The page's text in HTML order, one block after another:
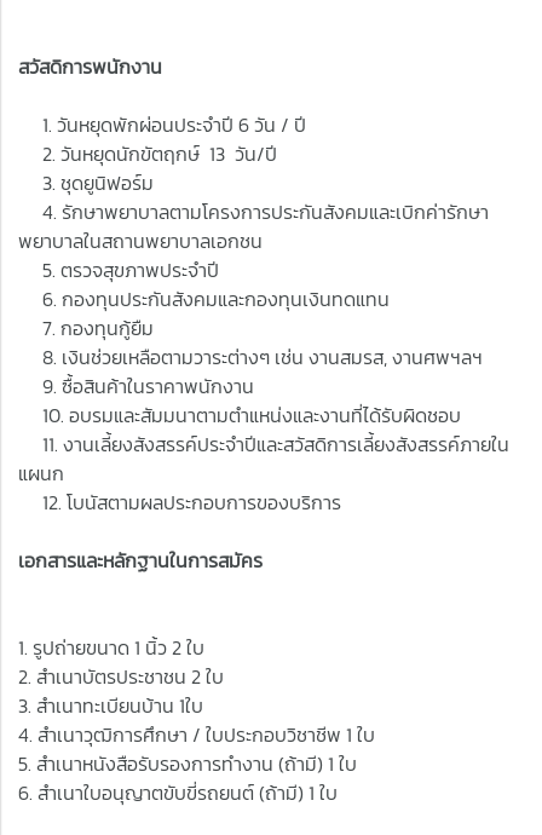
สวัสดิการพนักงาน
1. วันหยุดพักผ่อนประจำปี 6 วัน / ปี
2. วันหยุดนักขัตฤกษ์ 13 วัน/ปี
3. ชุดยูนิฟอร์ม
4. รักษาพยาบาลตามโครงการประกันสังคมและเบิกค่ารักษา
พยาบาลในสถานพยาบาลเอกชน
5. ตรวจสุขภาพประจำปี
6. กองทุนประกันสังคมและกองทุนเงินทดแทน
7. กองทุนกู้ยืม
8. เงินช่วยเหลือตามวาระต่างๆ เช่น งานสมรส, งานศพฯลฯ
9. ซื้อสินค้าในราคาพนักงาน
10. อบรมและสัมมนาตามตำแหน่งและงานที่ได้รับผิดชอบ
11. งานเลี้ยงสังสรรค์ประจำปีและสวัสดิการเลี้ยงสังสรรค์ภายใน
แผนก
12. โบนัสตามผลประกอบการของบริการ
เอกสารและหลักฐานในการสมัคร
1. รูปถ่ายขนาด 1 นิ้ว 2 ใบ
2. สำเนาบัตรประชาชน 2 ใบ
3. สำเนาทะเบียนบ้าน 1ใบ
4. สำเนาวุฒิการศึกษา / ใบประกอบวิชาชีพ 1 ใบ
5. สำเนาหนังสือรับรองการทำงาน (ถ้ามี) 1 ใบ
6. สำเนาใบอนุญาตขับขี่รถยนต์ (ถ้ามี) 1 ใบ